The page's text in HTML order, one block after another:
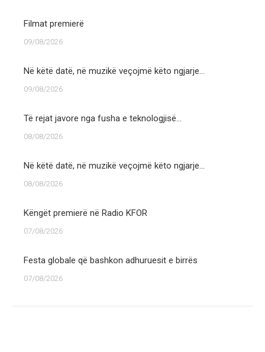
Filmat premierë
09/08/2026
Në këtë datë, në muzikë veçojmë këto ngjarje…
09/08/2026
Të rejat javore nga fusha e teknologjisë…
08/08/2026
Në këtë datë, në muzikë veçojmë këto ngjarje…
08/08/2026
Këngët premierë në Radio KFOR
07/08/2026
Festa globale që bashkon adhuruesit e birrës
07/08/2026